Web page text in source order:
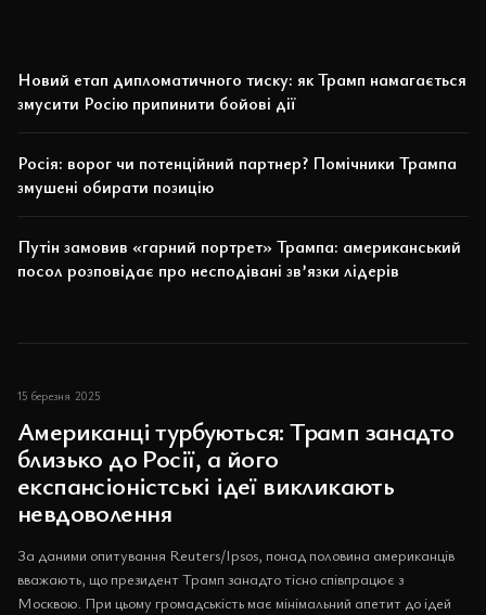
Новий етап дипломатичного тиску: як Трамп намагається
змусити Росію припинити бойові дії
Росія: ворог чи потенційний партнер? Помічники Трампа
змушені обирати позицію
Путін замовив «гарний портрет» Трампа: американський
посол розповідає про несподівані зв’язки лідерів
15 березня 2025
Американці турбуються: Трамп занадто
близько до Росії, а його
експансіоністські ідеї викликають
невдоволення
За даними опитування Reuters/Ipsos, понад половина американців
вважають, що президент Трамп занадто тісно співпрацює з
Москвою. При цьому громадськість має мінімальний апетит до ідей